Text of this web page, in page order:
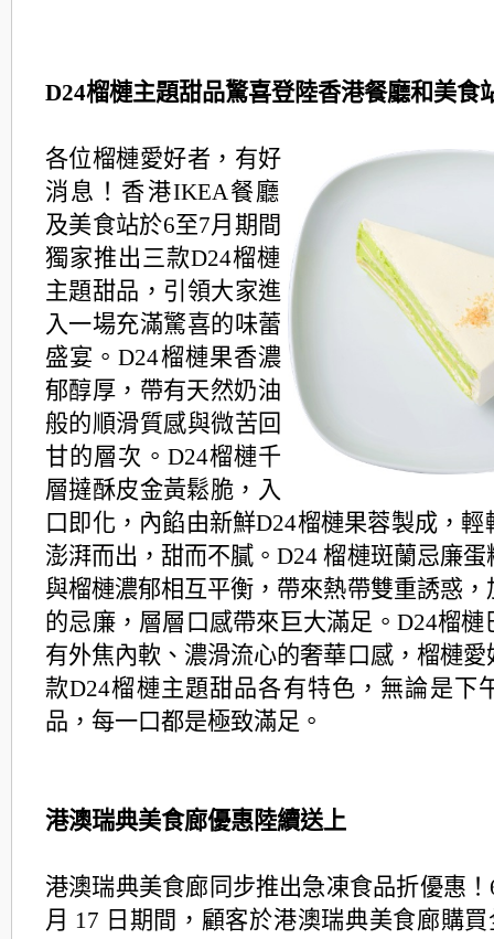
D24榴槤主題甜品驚喜登陸香港餐廳和美食
各位榴槤愛好者，有好
消息！ 香港IKEA餐廳
及美食站於6至7月期間
獨家推出三款D24榴槤
主題甜品，引領大家進
入一場充滿驚喜的味蕾
盛宴。D24榴槤果香濃
郁醇厚， 帶有天然奶油
般的順滑質感與微苦回
甘的層次。D24榴槤千
層撻酥皮金黃鬆脆，入
口即化，內餡由新鮮D24榴槤果蓉製成，輕
澎湃而出，甜而不膩。D24 榴槤斑蘭忌廉
與榴槤濃郁相互平衡， 帶來熱帶雙重誘惑，
的忌廉，層層口感帶來巨大滿足。 D24榴槤
有外焦內軟、濃滑流心的奢華口感， 榴槤愛
款D24榴槤主題甜品各有特色， 無論是下
品，每一口都是極致滿足。
港澳瑞典美食廊優惠陸續送上
港澳瑞典美食廊同步推出急凍食品折優惠！
月 17 日期間，顧客於港澳瑞典美食廊購買